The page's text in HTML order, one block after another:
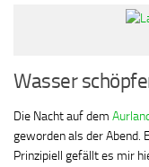
Wasser
Die Nacht auf dem
geworden als der Abend.
Prinzipiell gefällt es mir